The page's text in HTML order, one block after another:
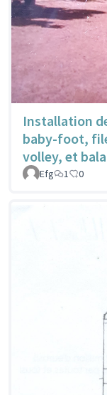
Installation
baby-foot,
volley, et
Efg 1 0